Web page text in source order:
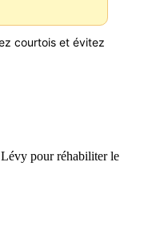
courtois et évitez